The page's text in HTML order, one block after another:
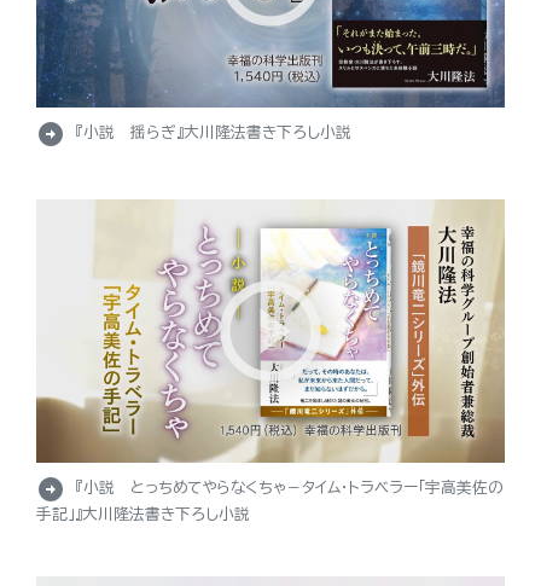
arrow_circle_right 『小説 揺らぎ』大川隆法書き下ろし小説
arrow_circle_right
『小説 とっちめてやらなくちゃ－タイム・トラベラー「宇高美佐の
手記」』大川隆法書き下ろし小説